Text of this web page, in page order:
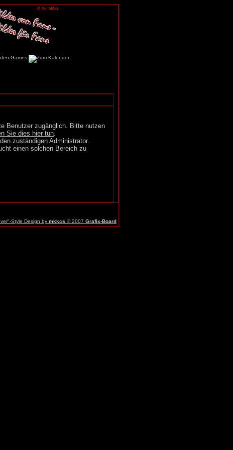
Benutzer zugänglich. Bitte nutzen
Sie dies hier tun.
zuständigen Administrator.
einen solchen Bereich zu
Style Design by mkkcs © 2007 Grafix-Board